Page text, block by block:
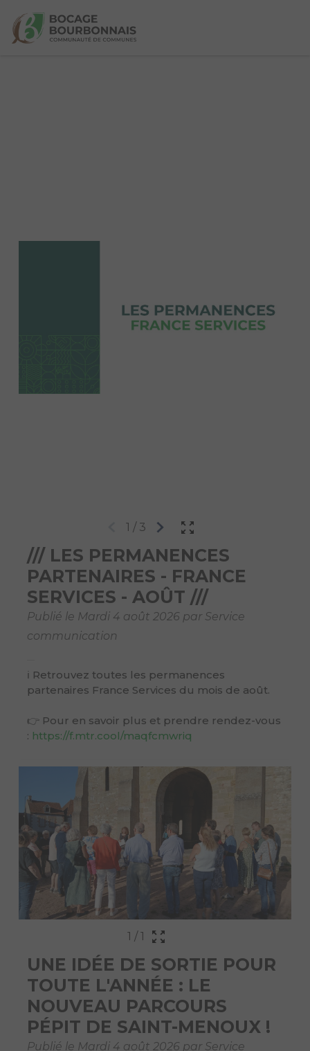
1 / 3
/// LES PERMANENCES
PARTENAIRES - FRANCE
SERVICES - AOÛT ///
Publié le Mardi 4 août 2026 par Service
communication
ℹ Retrouvez toutes les permanences
partenaires France Services du mois de août.
👉 Pour en savoir plus et prendre rendez-vous
: https://f.mtr.cool/maqfcmwriq
1 / 1
UNE IDÉE DE SORTIE POUR
TOUTE L'ANNÉE : LE
NOUVEAU PARCOURS
PÉPIT DE SAINT-MENOUX !
Publié le Mardi 4 août 2026 par Service